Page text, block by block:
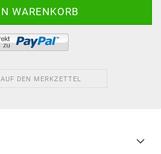
AUF DEN MERKZETTEL